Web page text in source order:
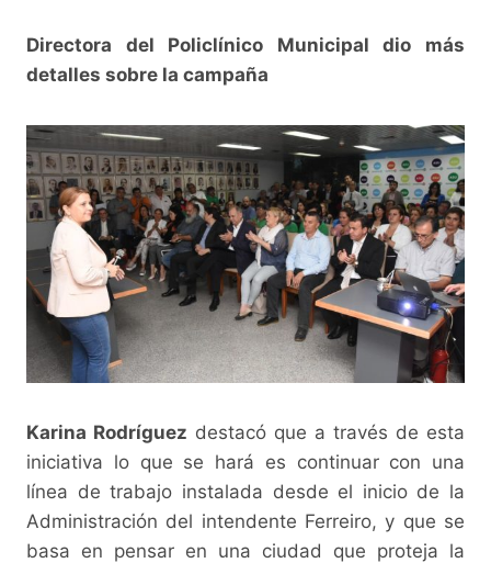
Directora del Policlínico Municipal dio más
detalles sobre la campaña
Karina Rodríguez destacó que a través de esta
iniciativa lo que se hará es continuar con una
línea de trabajo instalada desde el inicio de la
Administración del intendente Ferreiro, y que se
basa en pensar en una ciudad que proteja la